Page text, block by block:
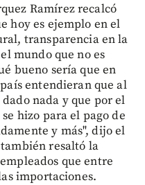
Ramírez recalcó
hoy es ejemplo en el
transparencia en la
mundo que no es
bueno sería que en
entendieran que al
nada y que por el
hizo para el pago de
y más", dijo el
resaltó la
que entre
importaciones.